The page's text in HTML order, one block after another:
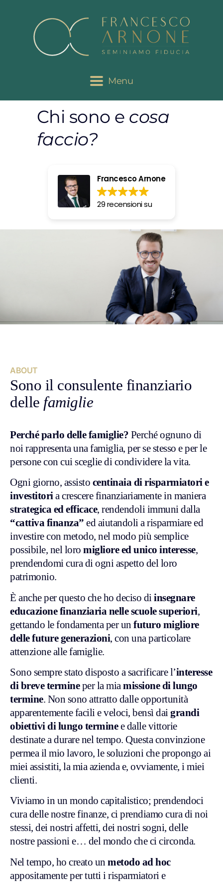
Menu
Chi sono e cosa
faccio?
Francesco Arnone
29 recensioni su
ABOUT
Sono il consulente finanziario
delle famiglie
Perché parlo delle famiglie? Perché ognuno di
noi rappresenta una famiglia, per se stesso e per le
persone con cui sceglie di condividere la vita.
Ogni giorno, assisto centinaia di risparmiatori e
investitoria crescere finanziariamente in maniera
strategica ed efficace, rendendoli immuni dalla
“cattiva finanza” ed aiutandoli a risparmiare ed
investire con metodo, nel modo più semplice
possibile, nel loro migliore ed unico interesse,
prendendomi cura di ogni aspetto del loro
patrimonio.
È anche per questo che ho deciso di insegnare
educazione finanziaria nelle scuole superiori,
gettando le fondamenta per un futuro migliore
delle future generazioni, con una particolare
attenzione alle famiglie.
Sono sempre stato disposto a sacrificare l’interesse
di breve termineper la miamissione di lungo
termine. Non sono attratto dalle opportunità
apparentemente facili e veloci, bensì daigrandi
obiettivi di lungo terminee dalle vittorie
destinate a durare nel tempo. Questa convinzione
permea il mio lavoro, le soluzioni che propongo ai
miei assistiti, la mia azienda e, ovviamente, i miei
clienti.
Viviamo in un mondo capitalistico; prendendoci
cura delle nostre finanze, ci prendiamo cura di noi
stessi, dei nostri affetti, dei nostri sogni, delle
nostre passioni e… del mondo che ci circonda.
Nel tempo, ho creato un metodo ad hoc
appositamente per tutti i risparmiatori e